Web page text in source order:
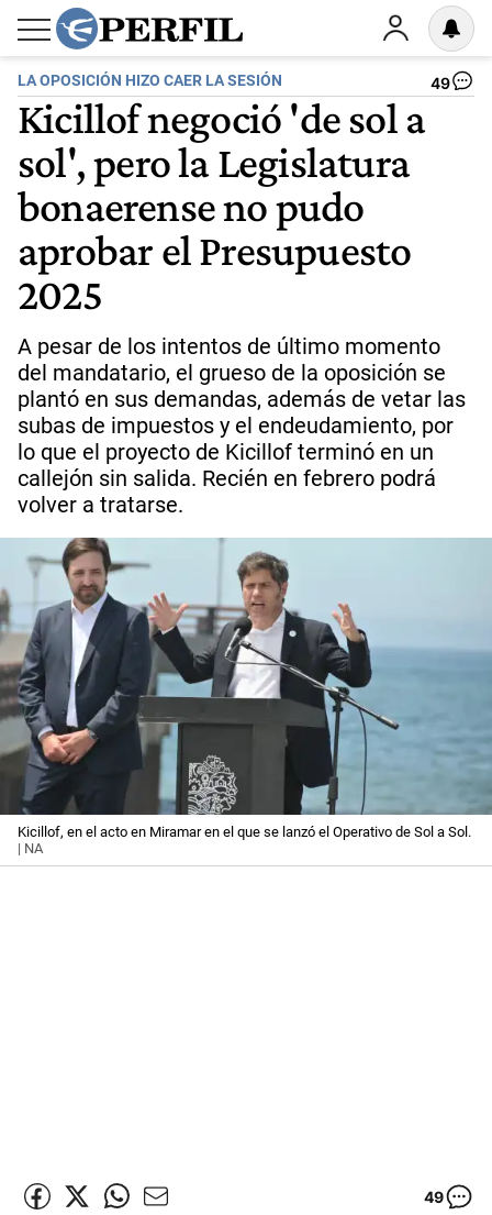
LA OPOSICIÓN HIZO CAER LA SESIÓN 49
Kicillof negoció 'de sol a
sol', pero la Legislatura
bonaerense no pudo
aprobar el Presupuesto
2025
A pesar de los intentos de último momento
del mandatario, el grueso de la oposición se
plantó en sus demandas, además de vetar las
subas de impuestos y el endeudamiento, por
lo que el proyecto de Kicillof terminó en un
callejón sin salida. Recién en febrero podrá
volver a tratarse.
Kicillof, en el acto en Miramar en el que se lanzó el Operativo de Sol a Sol.
| NA
49